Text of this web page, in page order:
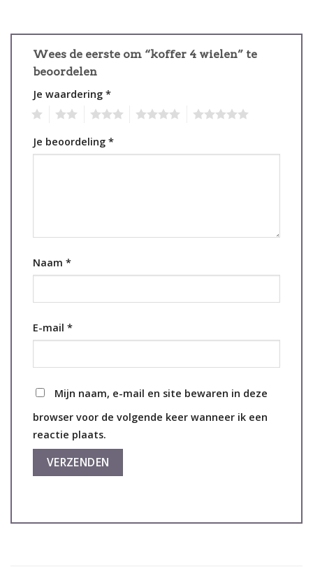
Wees de eerste om “koffer 4 wielen” te
beoordelen
Je waardering *
Je beoordeling *
Naam *
E-mail *
Mijn naam, e-mail en site bewaren in deze
browser voor de volgende keer wanneer ik een
reactie plaats.